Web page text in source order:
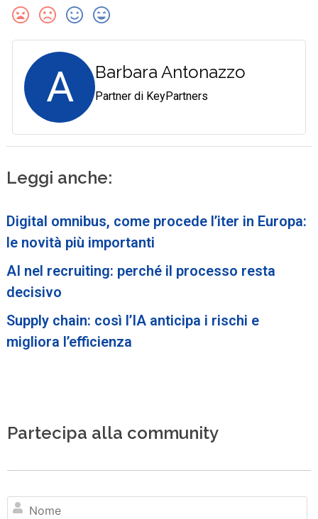
A Barbara Antonazzo
Partner di KeyPartners
Leggi anche:
Digital omnibus, come procede l’iter in Europa:
le novità più importanti
AI nel recruiting: perché il processo resta
decisivo
Supply chain: così l’IA anticipa i rischi e
migliora l’efficienza
Partecipa alla community